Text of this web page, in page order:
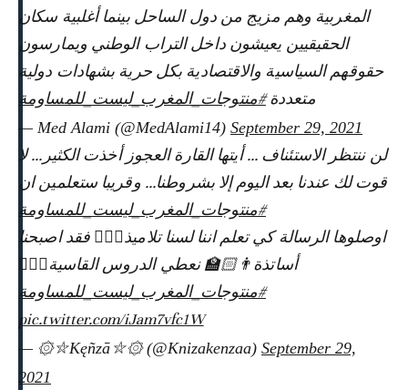
المغربية وهم مزيج من دول الساحل بينما أغلبية سكان
الحقيقيين يعيشون داخل التراب الوطني ويمارسون
حقوقهم السياسية والاقتصادية بكل حرية بشهادات دولية
متعددة#منتوجات_المغرب_ليست_للمساومة
— Med Alami (@MedAlami14) September 29, 2021
لن ننتظر الاستئناف ... أيتها القارة العجوز أخذت الكثير... لا
قوت لك عندنا بعد اليوم إلا بشروطنا... وقريبا ستعلمين ان
#منتوجات_المغرب_ليست_للمساومة
اوصلوها الرسالة كي تعلم اننا لسنا تلاميذ🙅🏻‍♀️ فقد اصبحنا
أساتذة👨🏻‍🏫 نعطي الدروس القاسية🏌🏻‍♀️
#منتوجات_المغرب_ليست_للمساومة
pic.twitter.com/iJam7vfc1W
— ۞⛥Kęñzā⛥۞ (@Knizakenzaa) September 29,
2021